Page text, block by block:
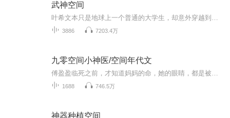
武神空间
3886 7203.4万
九零空间小神医/空间年代文
1688 746.5万
神器种植空间